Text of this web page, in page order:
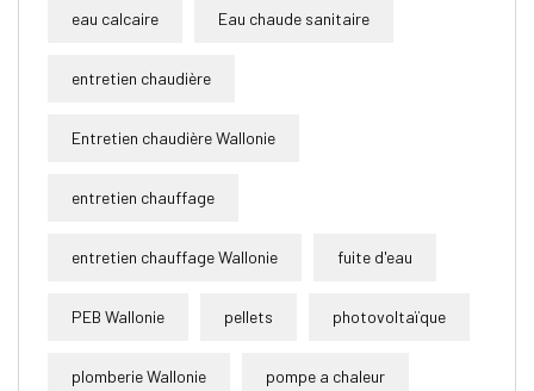
eau calcaire Eau chaude sanitaire
entretien chaudière
Entretien chaudière Wallonie
entretien chauffage
entretien chauffage Wallonie fuite d'eau
PEB Wallonie pellets photovoltaïque
plomberie Wallonie pompe a chaleur